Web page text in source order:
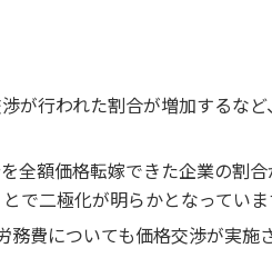
が行われた割合が増加するなど
全額価格転嫁できた企業の割
で二極化が明らかとなっていま
費についても価格交渉が実施